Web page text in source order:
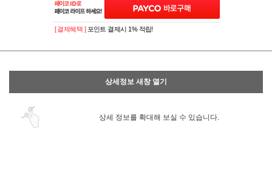
[ 결제혜택 ] 포인트 결제시 1% 적립!
상세정보 새창 열기
상세 정보를 확대해 보실 수 있습니다.